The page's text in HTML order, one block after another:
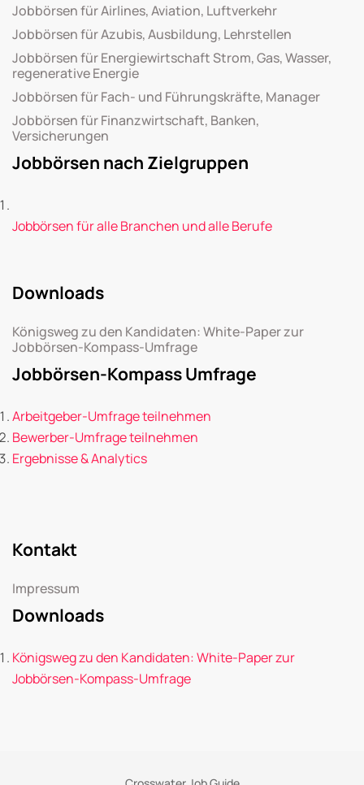
Jobbörsen für Airlines, Aviation, Luftverkehr
Jobbörsen für Azubis, Ausbildung, Lehrstellen
Jobbörsen für Energiewirtschaft Strom, Gas, Wasser,
regenerative Energie
Jobbörsen für Fach- und Führungskräfte, Manager
Jobbörsen für Finanzwirtschaft, Banken,
Versicherungen
Jobbörsen nach Zielgruppen
Jobbörsen für alle Branchen und alle Berufe
Downloads
Königsweg zu den Kandidaten: White-Paper zur
Jobbörsen-Kompass-Umfrage
Jobbörsen-Kompass Umfrage
Arbeitgeber-Umfrage teilnehmen
Bewerber-Umfrage teilnehmen
Ergebnisse & Analytics
Kontakt
Impressum
Downloads
Königsweg zu den Kandidaten: White-Paper zur
Jobbörsen-Kompass-Umfrage